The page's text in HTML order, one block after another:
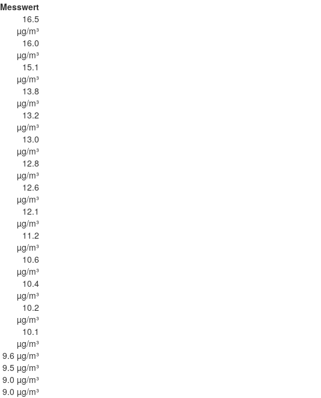
Messwert
16.5
µg/m³
16.0
µg/m³
15.1
µg/m³
13.8
µg/m³
13.2
µg/m³
13.0
µg/m³
12.8
µg/m³
12.6
µg/m³
12.1
µg/m³
11.2
µg/m³
10.6
µg/m³
10.4
µg/m³
10.2
µg/m³
10.1
µg/m³
9.6 µg/m³
9.5 µg/m³
9.0 µg/m³
9.0 µg/m³